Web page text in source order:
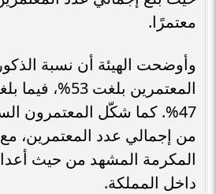
معتمرًا.
وأوضحت الهيئة أن نسبة
المعتمرين بلغت
من إجمالي عدد المعتمرين،
المكرمة المشهد من حيث
داخل المملكة.